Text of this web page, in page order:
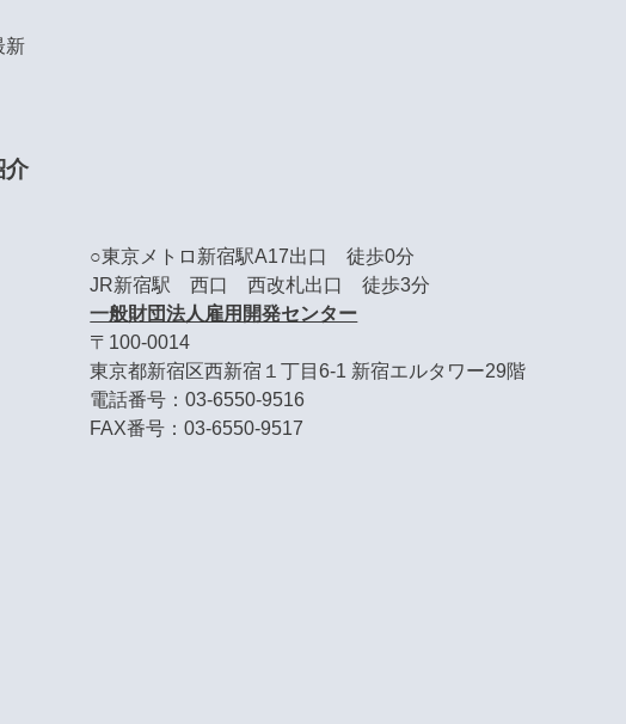
新
介
○東京メトロ新宿駅A17出口 徒歩0分
JR新宿駅 西口 西改札出口 徒歩3分
一般財団法人雇用開発センター
〒100-0014
東京都新宿区西新宿１丁目6-1 新宿エルタワー29階
電話番号：03-6550-9516
FAX番号：03-6550-9517